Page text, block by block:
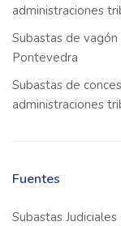
administraciones
Subastas de
Pontevedra
Subastas de
administraciones
Fuentes
Subastas